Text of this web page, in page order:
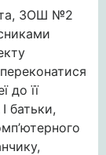
ЗОШ №2
до її
батьки,